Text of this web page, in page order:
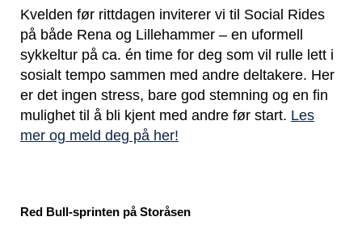
Kvelden før rittdagen inviterer vi til Social Rides
på både Rena og Lillehammer – en uformell
sykkeltur på ca. én time for deg som vil rulle lett i
sosialt tempo sammen med andre deltakere. Her
er det ingen stress, bare god stemning og en fin
mulighet til å bli kjent med andre før start. Les
mer og meld deg på her!
Red Bull-sprinten på Storåsen